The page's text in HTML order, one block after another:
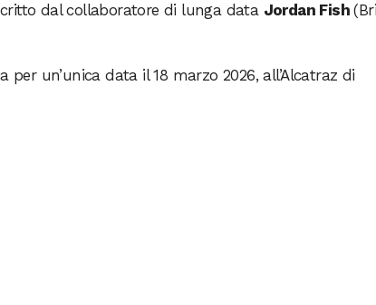
dal collaboratore di lunga data Jordan Fish
un’unica data il 18 marzo 2026, all’Alcatraz di